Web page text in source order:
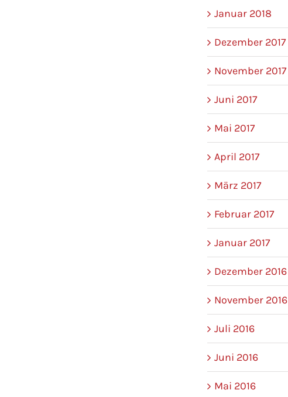
Januar 2018
Dezember 2017
November 2017
Juni 2017
Mai 2017
April 2017
März 2017
Februar 2017
Januar 2017
Dezember 2016
November 2016
Juli 2016
Juni 2016
Mai 2016